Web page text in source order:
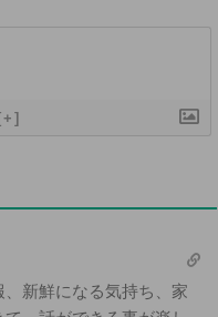
[+]
新鮮になる気持ち、家